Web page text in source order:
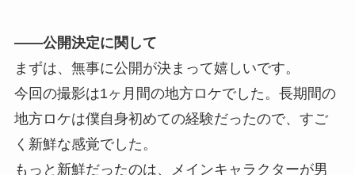
――公開決定に関して
まずは、無事に公開が決まって嬉しいです。
今回の撮影は1ヶ月間の地方ロケでした。長期間の
地方ロケは僕自身初めての経験だったので、すご
く新鮮な感覚でした。
もっと新鮮だったのは、メインキャラクターが男